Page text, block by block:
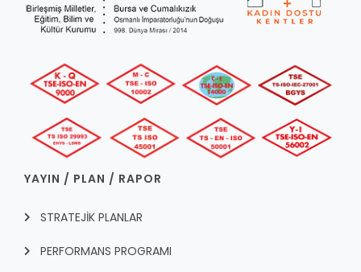
YAYIN / PLAN / RAPOR
STRATEJİK PLANLAR
PERFORMANS PROGRAMI